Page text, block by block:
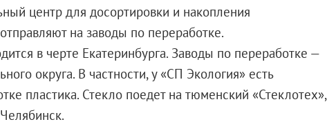
центр для досортировки и накопления
на заводы по переработке.
в черте Екатеринбурга. Заводы по переработке —
округа. В частности, у «СП Экология» есть
пластика. Стекло поедет на тюменский «Стеклотех»,